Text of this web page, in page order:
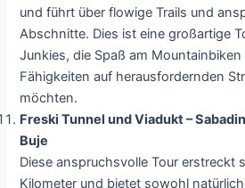
und führt über flowige Trails und
Abschnitte. Dies ist eine großartige
Junkies, die Spaß am
Fähigkeiten auf herausfordernden
möchten.
Freski Tunnel und Viadukt –
Buje
Diese anspruchsvolle Tour erstreckt
Kilometer und bietet sowohl